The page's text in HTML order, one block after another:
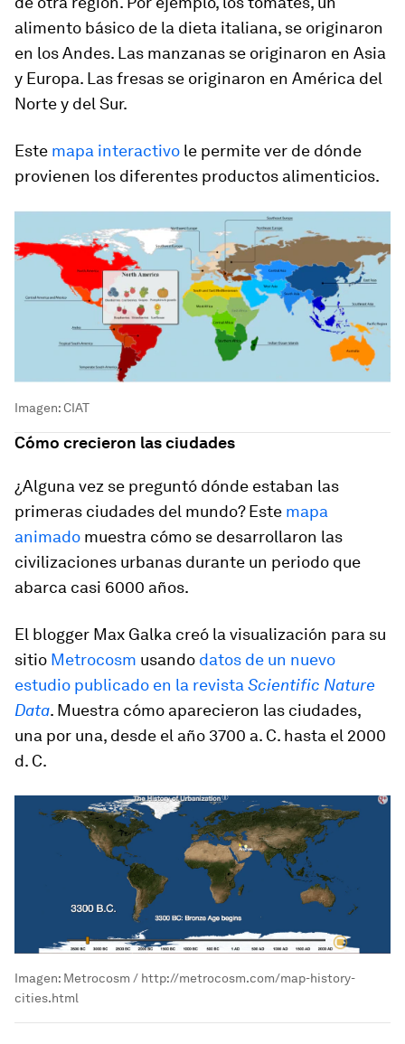
alimento básico de la dieta italiana, se originaron
en los Andes. Las manzanas se originaron en Asia
y Europa. Las fresas se originaron en América del
Norte y del Sur.
Este mapa interactivo le permite ver de dónde
provienen los diferentes productos alimenticios.
Imagen: CIAT
Cómo crecieron las ciudades
¿Alguna vez se preguntó dónde estaban las
primeras ciudades del mundo? Este mapa
animado muestra cómo se desarrollaron las
civilizaciones urbanas durante un periodo que
abarca casi 6000 años.
El blogger Max Galka creó la visualización para su
sitio Metrocosm usando datos de un nuevo
estudio publicado en la revista Scientific Nature
Data. Muestra cómo aparecieron las ciudades,
una por una, desde el año 3700 a. C. hasta el 2000
d. C.
Imagen: Metrocosm / http://metrocosm.com/map-history-
cities.html